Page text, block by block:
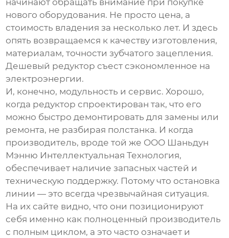
начинают обращать внимание при покупке
нового оборудования. Не просто цена, а
стоимость владения за несколько лет. И здесь
опять возвращаемся к качеству изготовления,
материалам, точности зубчатого зацепления.
Дешевый редуктор съест сэкономленное на
электроэнергии.
И, конечно, модульность и сервис. Хорошо,
когда редуктор спроектирован так, что его
можно быстро демонтировать для замены или
ремонта, не разбирая полстанка. И когда
производитель, вроде той же ООО Шаньдун
Мэнню Интеллектуальная Технология,
обеспечивает наличие запасных частей и
техническую поддержку. Потому что остановка
линии — это всегда чрезвычайная ситуация.
На их сайте видно, что они позиционируют
себя именно как полноценный производитель
с полным циклом, а это часто означает и